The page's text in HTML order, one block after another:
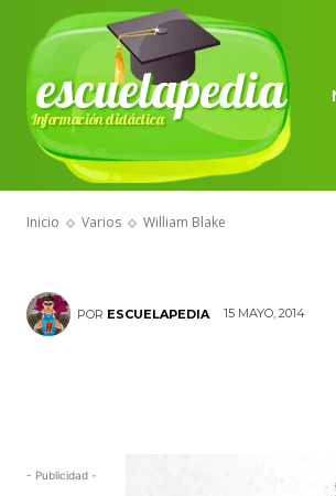
escuelapedia
Información didáctica
Inicio Varios William Blake
VARIOS
William
POR ESCUELAPEDIA 15 MAYO, 2014
- Publicidad -